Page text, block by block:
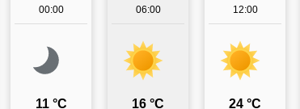
00:00
11 °C
06:00
16 °C
12:00
24 °C